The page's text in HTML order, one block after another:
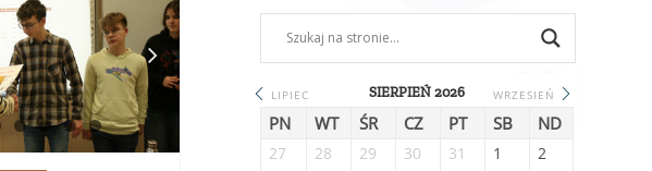
LIPIEC SIERPIEŃ 2026 WRZESIEŃ
PN WT ŚR CZ PT SB ND
27 28 29 30 31 1 2